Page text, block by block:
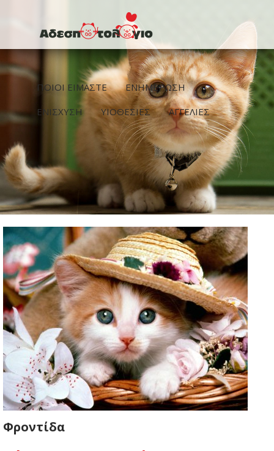
ΠΟΙΟΙ ΕΙΜΑΣΤΕ
ΕΝΗΜΕΡΩΣΗ
ΕΝΙΣΧΥΣΗ
ΥΙΟΘΕΣΙΕΣ ΑΓΓΕΛΙΕΣ
Φροντίδα